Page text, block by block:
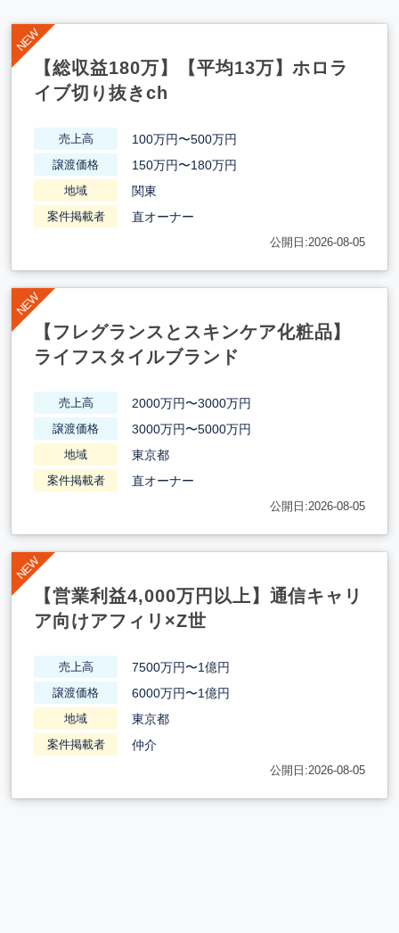
【総収益180万】【平均13万】ホロラ
イブ切り抜きch
売上高 100万円〜500万円
譲渡価格 150万円〜180万円
地域 関東
案件掲載者 直オーナー
公開日:2026-08-05
【フレグランスとスキンケア化粧品】
ライフスタイルブランド
売上高 2000万円〜3000万円
譲渡価格 3000万円〜5000万円
地域 東京都
案件掲載者 直オーナー
公開日:2026-08-05
【営業利益4,000万円以上】通信キャリ
ア向けアフィリ×Z世
売上高 7500万円〜1億円
譲渡価格 6000万円〜1億円
地域 東京都
案件掲載者 仲介
公開日:2026-08-05